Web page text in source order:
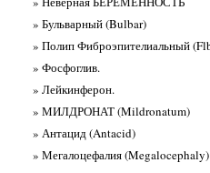
» Бульварный (Bulbar)
» Полип Фиброэпителиальный
» Фосфоглив.
» Лейкинферон.
» МИЛДРОНАТ (Mildronatum)
» Антацид (Antacid)
» Мегалоцефалия (Megalocephaly)